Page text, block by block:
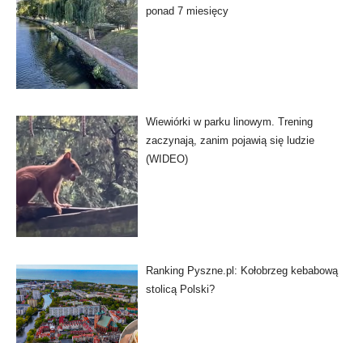
ponad 7 miesięcy
Wiewiórki w parku linowym. Trening
zaczynają, zanim pojawią się ludzie
(WIDEO)
Ranking Pyszne.pl: Kołobrzeg kebabową
stolicą Polski?